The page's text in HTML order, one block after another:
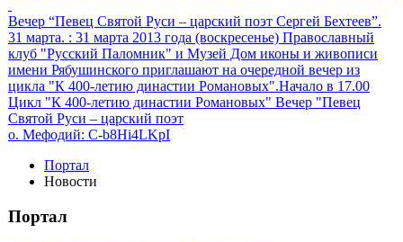
Вечер “Певец Святой Руси – царский поэт Сергей Бехтеев”.
31 марта. : 31 марта 2013 года (воскресенье) Православный
клуб "Русский Паломник" и Музей Дом иконы и живописи
имени Рябушинского приглашают на очередной вечер из
цикла "К 400-летию династии Романовых".Начало в 17.00
Цикл "К 400-летию династии Романовых" Вечер "Певец
Святой Руси – царский поэт
о. Мефодий: C-b8Hi4LKpI
Портал
Новости
Портал